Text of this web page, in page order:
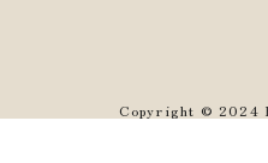
Copyright © 2024